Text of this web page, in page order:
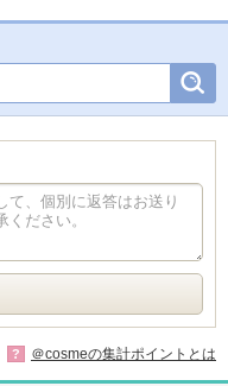
? ＠cosmeの集計ポイントとは